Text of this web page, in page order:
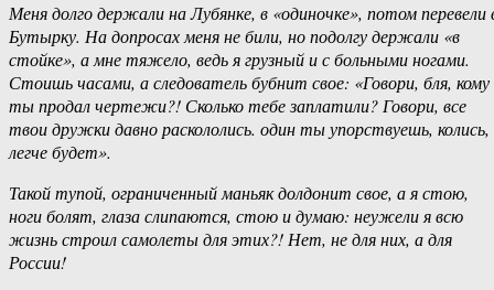
Меня долго держали на Лубянке, в «одиночке», потом перевели
Бутырку. На допросах меня не били, но подолгу держали «в
стойке», а мне тяжело, ведь я грузный и с больными ногами.
Стоишь часами, а следователь бубнит свое: «Говори, бля, кому
ты продал чертежи?! Сколько тебе заплатили? Говори, все
твои дружки давно раскололись. один ты упорствуешь, колись,
легче будет».
Такой тупой, ограниченный маньяк долдонит свое, а я стою,
ноги болят, глаза слипаются, стою и думаю: неужели я всю
жизнь строил самолеты для этих?! Нет, не для них, а для
России!